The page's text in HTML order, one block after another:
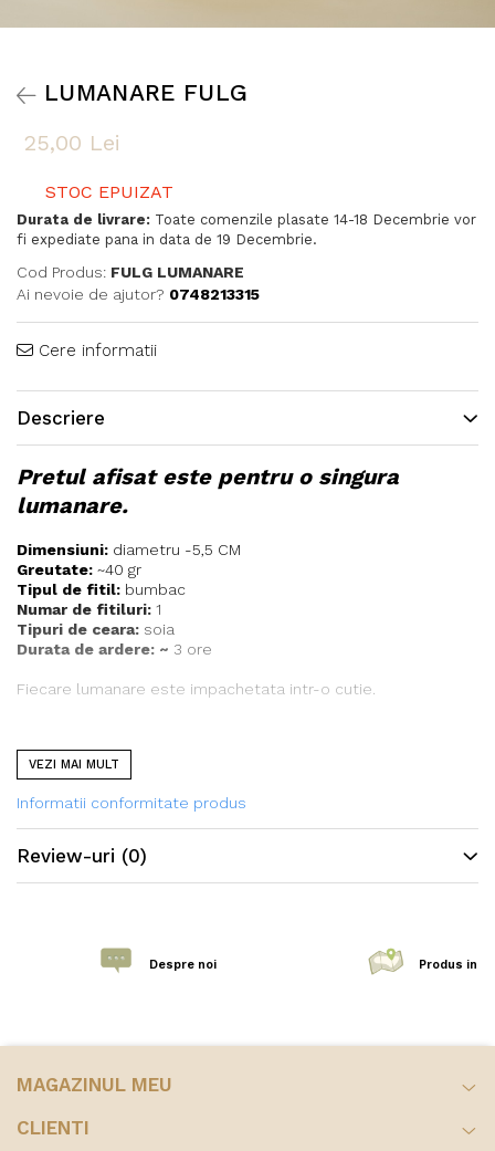
LUMANARE FULG
25,00 Lei
STOC EPUIZAT
Durata de livrare: Toate comenzile plasate 14-18 Decembrie vor
fi expediate pana in data de 19 Decembrie.
Cod Produs: FULG LUMANARE
Ai nevoie de ajutor? 0748213315
Cere informatii
Descriere
Pretul afisat este pentru o singura
lumanare.
Dimensiuni: diametru -5,5 CM
Greutate: ~40 gr
Tipul de fitil: bumbac
Numar de fitiluri: 1
Tipuri de ceara: soia
Durata de ardere: ~ 3 ore
Fiecare lumanare este impachetata intr-o cutie.
Daca lumanarea ajunge sparta sau deteriorata din cauza
costuri suplimentare.
VEZI MAI MULT
Informatii conformitate produs
Review-uri (0)
Despre noi Produs in
MAGAZINUL MEU
CLIENTI